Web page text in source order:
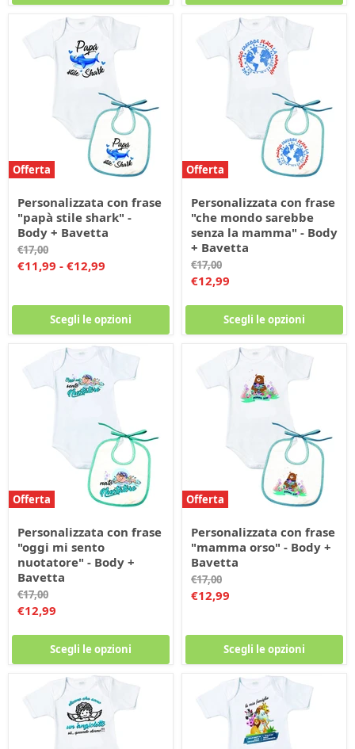
Offerta
Personalizzata con frase
"papà stile shark" -
Body + Bavetta
Prezzo
originale
€17,00
€11,99 - €12,99
Scegli le opzioni
Offerta
Personalizzata con frase
"che mondo sarebbe
senza la mamma" - Body
+ Bavetta
Prezzo
originale
€17,00
Prezzo
€12,99
Scegli le opzioni
Offerta
Personalizzata con frase
"oggi mi sento
nuotatore" - Body +
Bavetta
Prezzo
originale
€17,00
Prezzo
€12,99
Scegli le opzioni
Offerta
Personalizzata con frase
"mamma orso" - Body +
Bavetta
Prezzo
originale
€17,00
Prezzo
€12,99
Scegli le opzioni